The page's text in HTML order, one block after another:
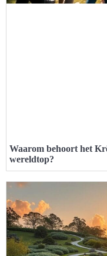
Waarom behoort het
wereldtop?